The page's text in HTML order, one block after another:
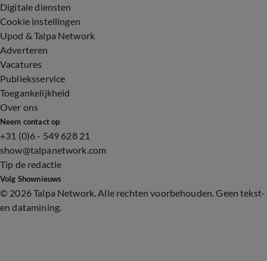
Digitale diensten
Cookie instellingen
Upod & Talpa Network
Adverteren
Vacatures
Publieksservice
Toegankelijkheid
Over ons
Neem contact op
+31 (0)6 - 549 628 21
show@talpanetwork.com
Tip de redactie
Volg Shownieuws
© 2026 Talpa Network. Alle rechten voorbehouden. Geen tekst-
en datamining.